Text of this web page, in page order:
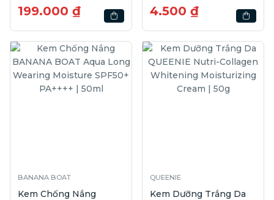
199.000 ₫ 4.500 ₫
BANANA BOAT
Kem Chống Nắng
QUEENIE
Kem Dưỡng Trắng Da